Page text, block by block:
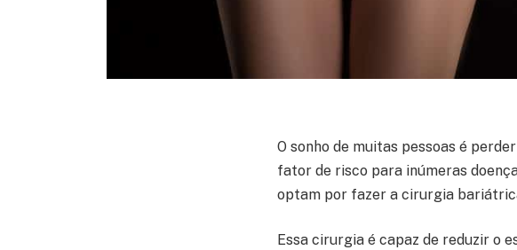
O sonho de muitas pessoas é
fator de risco para inúmeras
optam por fazer a cirurgia
Essa cirurgia é capaz de reduzir o